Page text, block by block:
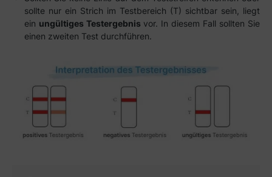
sollte nur ein Strich im Testbereich (T) sichtbar sein, liegt
ein ungültiges Testergebnis vor. In diesem Fall sollten Sie
einen zweiten Test durchführen.